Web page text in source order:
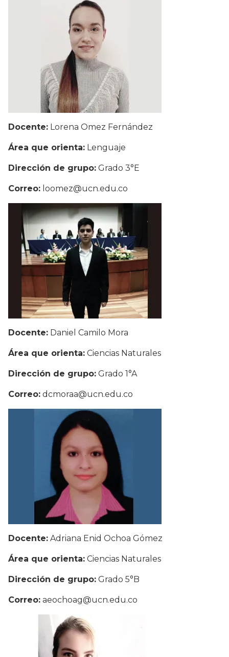
Docente: Lorena Omez Fernández
Área que orienta: Lenguaje
Dirección de grupo: Grado 3°E
Correo: loomez@ucn.edu.co
Docente: Daniel Camilo Mora
Área que orienta: Ciencias Naturales
Dirección de grupo: Grado 1°A
Correo: dcmoraa@ucn.edu.co
Docente: Adriana Enid Ochoa Gómez
Área que orienta: Ciencias Naturales
Dirección de grupo: Grado 5°B
Correo: aeochoag@ucn.edu.co